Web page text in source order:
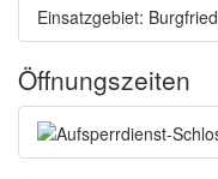
Einsatzgebiet: Burgfried
Öffnungszeiten